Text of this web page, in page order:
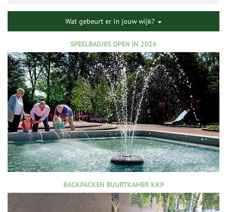
Wat gebeurt er in jouw wijk?
SPEELBADJES OPEN IN 2026
BACKPACKEN BUURTKAMER KKP